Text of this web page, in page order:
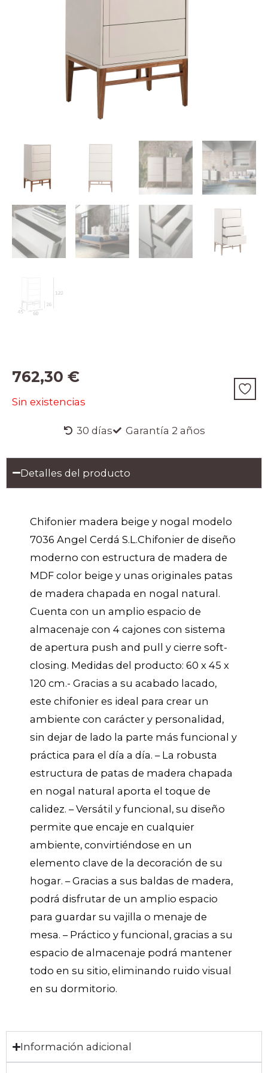
762,30 €
Sin existencias
30 días Garantía 2 años
Detalles del producto
Chifonier madera beige y nogal modelo
7036 Angel Cerdá S.L.Chifonier de diseño
moderno con estructura de madera de
MDF color beige y unas originales patas
de madera chapada en nogal natural.
Cuenta con un amplio espacio de
almacenaje con 4 cajones con sistema
de apertura push and pull y cierre soft-
closing. Medidas del producto: 60 x 45 x
120 cm.- Gracias a su acabado lacado,
este chifonier es ideal para crear un
ambiente con carácter y personalidad,
sin dejar de lado la parte más funcional y
práctica para el día a día. – La robusta
estructura de patas de madera chapada
en nogal natural aporta el toque de
calidez. – Versátil y funcional, su diseño
permite que encaje en cualquier
ambiente, convirtiéndose en un
elemento clave de la decoración de su
hogar. – Gracias a sus baldas de madera,
podrá disfrutar de un amplio espacio
para guardar su vajilla o menaje de
mesa. – Práctico y funcional, gracias a su
espacio de almacenaje podrá mantener
todo en su sitio, eliminando ruido visual
en su dormitorio.
Información adicional